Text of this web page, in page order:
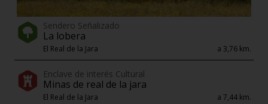
Sendero Señalizado
La lobera
El Real de la Jara a 3,76 km.
Enclave de interés Cultural
Minas de real de la jara
El Real de la Jara a 7,44 km.